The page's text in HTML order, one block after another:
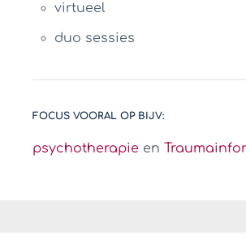
virtueel
duo sessies
FOCUS VOORAL OP BIJV:
psychotherapie en